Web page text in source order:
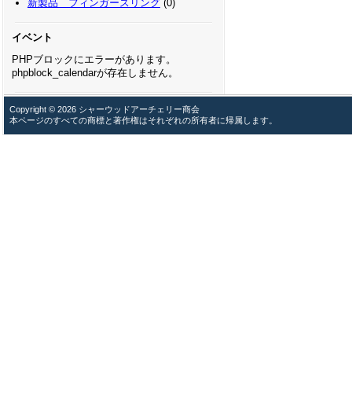
新製品 フィンガースリング (0)
イベント
PHPブロックにエラーがあります。
phpblock_calendarが存在しません。
Copyright © 2026 シャーウッドアーチェリー商会
本ページのすべての商標と著作権はそれぞれの所有者に帰属します。